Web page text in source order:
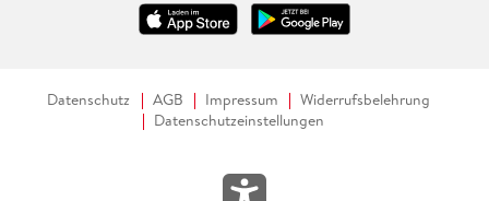
Datenschutz AGB Impressum
Widerrufsbelehrung
Datenschutzeinstellungen